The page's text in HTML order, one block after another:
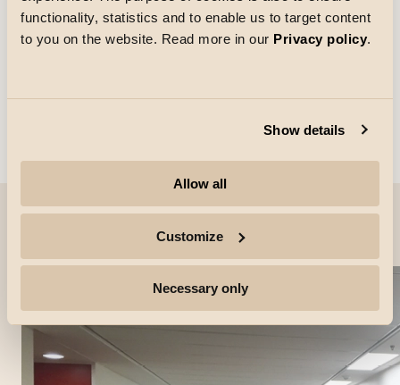
functionality, statistics and to enable us to target content
to you on the website. Read more in our Privacy policy.
Show details
Allow all
Customize
Necessary only
Project afbeeldingen